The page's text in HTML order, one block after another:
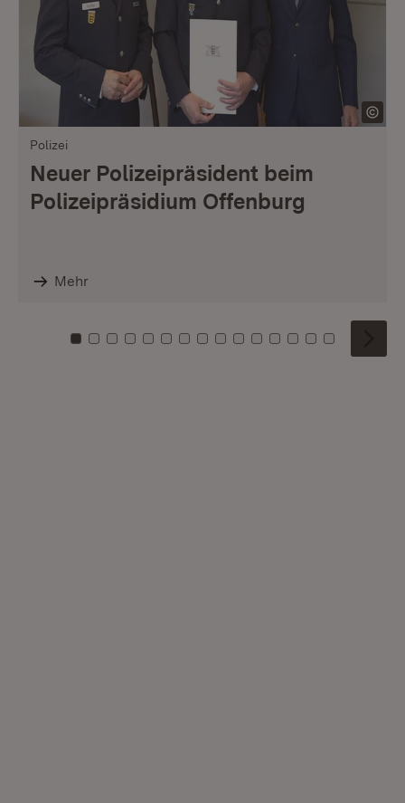
Polizei
Neuer Polizeipräsident beim
Polizeipräsidium Offenburg
Mehr
Zu Kachel: 0
Zu Kachel: 1
Zu Kachel: 2
Zu Kachel: 3
Zu Kachel: 4
Zu Kachel: 5
Zu Kachel: 6
Zu Kachel: 7
Zu Kachel: 8
Zu Kachel: 9
Zu Kachel: 10
Zu Kachel: 11
Zu Kachel: 12
Zu Kachel:
Zu